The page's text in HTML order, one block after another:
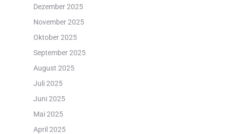
Dezember 2025
November 2025
Oktober 2025
September 2025
August 2025
Juli 2025
Juni 2025
Mai 2025
April 2025